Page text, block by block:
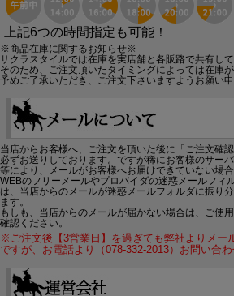
上記6つの時間指定も可能！
※商品在庫に関するお知らせ※
サクラスタイルでは在庫を実店舗と各販路で共有して
そのため、ご注文頂いたタイミングによっては在庫
予めご了承いただき、ご注文下さいますようお願い申
当店からお客様へ、ご注文を頂いた後に「ご注文確
必ずお送りしております。ですが稀にお客様のサー
等により、メールがお客様へお届けできていない場合
WEBのフリーメールやプロバイダの迷惑メールフィ
は、当店からのメールが迷惑メールフォルダに振り
ます。
もしも、当店からのメールが届かない場合は、ご使
確認ください。
※ご注文後【3営業日】を過ぎても弊社よりメー
ですが、お電話より（078-332-2013）お問い合わ